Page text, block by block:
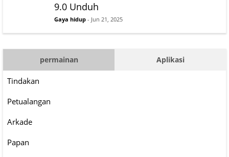
9.0 Unduh
Gaya hidup - Jun 21, 2025
permainan Aplikasi
Tindakan
Petualangan
Arkade
Papan